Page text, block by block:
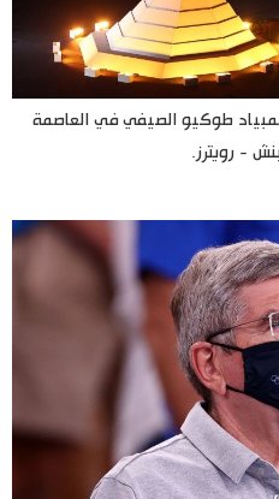
طوكيو الصيفي في العاصمة
- رويترز.